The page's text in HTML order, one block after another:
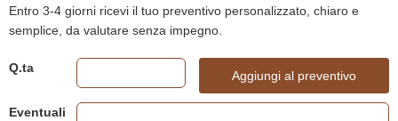
Entro 3-4 giorni ricevi il tuo preventivo personalizzato, chiaro e
semplice, da valutare senza impegno.
Q.ta
Aggiungi al preventivo
Eventuali